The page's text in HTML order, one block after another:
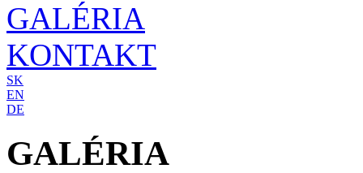
GALÉRIA
KONTAKT
SK
EN
DE
GALÉRIA